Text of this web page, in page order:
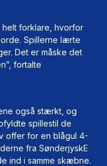
forklare, hvorfor
Spillerne lærte
Det er måske det
fortalte
også stærkt, og
spillestil de
offer for en blågul 4-
fra SønderjyskE
ind i samme skæbne.